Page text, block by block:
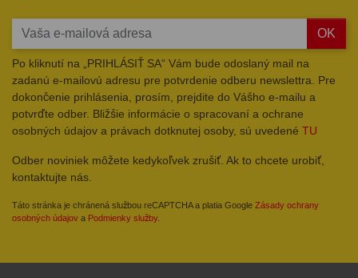
OK
Po kliknutí na „PRIHLÁSIŤ SA“ Vám bude odoslaný mail na
zadanú e-mailovú adresu pre potvrdenie odberu newslettra. Pre
dokončenie prihlásenia, prosím, prejdite do Vášho e-mailu a
potvrďte odber. Bližšie informácie o spracovaní a ochrane
osobných údajov a právach dotknutej osoby, sú uvedené TU
Odber noviniek môžete kedykoľvek zrušiť. Ak to chcete urobiť,
kontaktujte nás.
Táto stránka je chránená službou reCAPTCHA a platia Google Zásady ochrany
osobných údajov a Podmienky služby.